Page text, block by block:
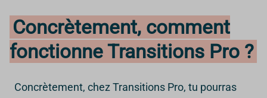
Concrètement, comment
fonctionne Transitions Pro ?
Concrètement, chez Transitions Pro, tu pourras